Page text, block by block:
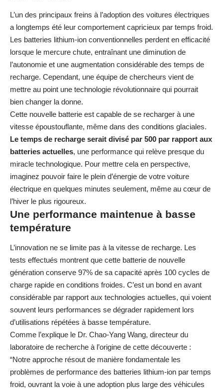
L’un des principaux freins à l’adoption des voitures électriques
a longtemps été leur comportement capricieux par temps froid.
Les batteries lithium-ion conventionnelles perdent en efficacité
lorsque le mercure chute, entraînant une diminution de
l’autonomie et une augmentation considérable des temps de
recharge. Cependant, une équipe de chercheurs vient de
mettre au point une technologie révolutionnaire qui pourrait
bien changer la donne.
Cette nouvelle batterie est capable de se recharger à une
vitesse époustouflante, même dans des conditions glaciales.
Le temps de recharge serait divisé par 500 par rapport aux
batteries actuelles, une performance qui relève presque du
miracle technologique. Pour mettre cela en perspective,
imaginez pouvoir faire le plein d’énergie de votre voiture
électrique en quelques minutes seulement, même au cœur de
l’hiver le plus rigoureux.
Une performance maintenue à basse
température
L’innovation ne se limite pas à la vitesse de recharge. Les
tests effectués montrent que cette batterie de nouvelle
génération conserve 97% de sa capacité après 100 cycles de
charge rapide en conditions froides. C’est un bond en avant
considérable par rapport aux technologies actuelles, qui voient
souvent leurs performances se dégrader rapidement lors
d’utilisations répétées à basse température.
Comme l’explique le Dr. Chao-Yang Wang, directeur du
laboratoire de recherche à l’origine de cette découverte :
“Notre approche résout de manière fondamentale les
problèmes de performance des batteries lithium-ion par temps
froid, ouvrant la voie à une adoption plus large des véhicules